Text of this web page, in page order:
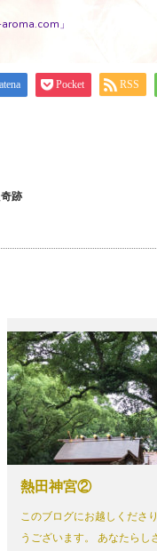
」
Pocket RSS
跡
熱田神宮②
このブログにお越しくださ
うございます。 あなたらし